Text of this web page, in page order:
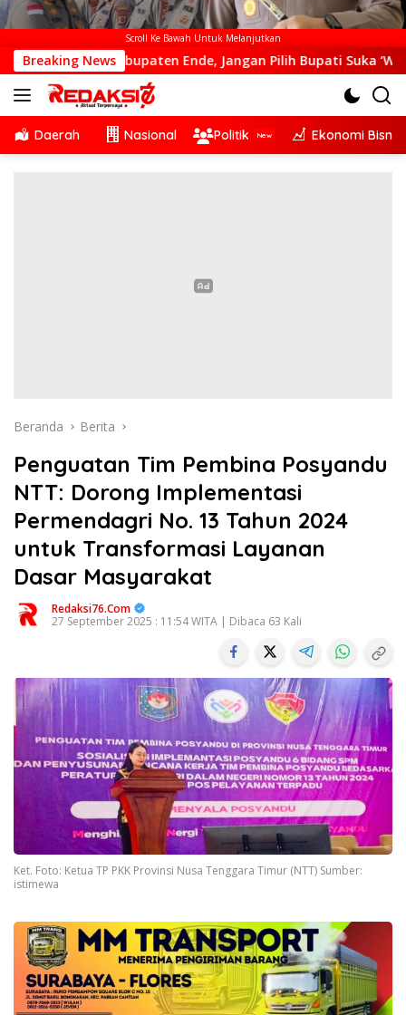
Scroll Ke Bawah Untuk Melanjutkan
Breaking NewsEnde, Jangan Pilih Bupati Suka ‘Wora-Wora’
Daerah Nasional Politik Ekonomi Bisnis
Beranda Berita
Penguatan Tim Pembina Posyandu
NTT: Dorong Implementasi
Permendagri No. 13 Tahun 2024
untuk Transformasi Layanan
Dasar Masyarakat
Redaksi76.com
27 September 2025 : 11:54 WITA | Dibaca 63 Kali
Ket. Foto: Ketua TP PKK Provinsi Nusa Tenggara Timur (NTT) Sumber:
istimewa